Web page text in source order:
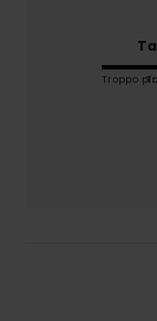
Troppo